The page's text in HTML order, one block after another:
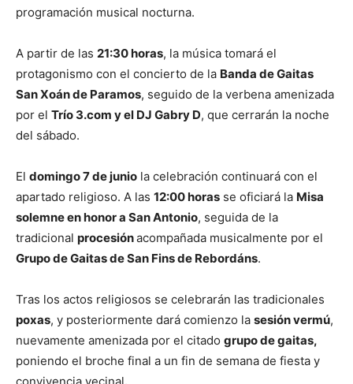
programación musical nocturna.
A partir de las 21:30 horas, la música tomará el
protagonismo con el concierto de la Banda de Gaitas
San Xoán de Paramos, seguido de la verbena amenizada
por el Trío 3.com y el DJ Gabry D, que cerrarán la noche
del sábado.
El domingo 7 de junio la celebración continuará con el
apartado religioso. A las 12:00 horas se oficiará la Misa
solemne en honor a San Antonio, seguida de la
tradicional procesiónacompañada musicalmente por el
Grupo de Gaitas de San Fins de Rebordáns.
Tras los actos religiosos se celebrarán las tradicionales
poxas, y posteriormente dará comienzo la sesión vermú,
nuevamente amenizada por el citado grupo de gaitas,
poniendo el broche final a un fin de semana de fiesta y